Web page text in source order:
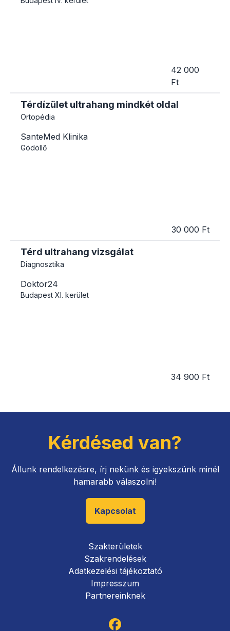
42 000
Ft
Térdízület ultrahang mindkét oldal
Ortopédia
SanteMed Klinika
Gödöllő
30 000 Ft
Térd ultrahang vizsgálat
Diagnosztika
Doktor24
Budapest XI. kerület
34 900 Ft
Kérdésed van?
Állunk rendelkezésre, írj nekünk és igyekszünk minél
hamarabb válaszolni!
Kapcsolat
Szakterületek
Szakrendelések
Adatkezelési tájékoztató
Impresszum
Partnereinknek